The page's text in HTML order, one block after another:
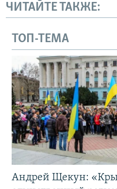
ЧИТАЙТЕ ТАКЖЕ:
ТОП-ТЕМА
Андрей Щекун: